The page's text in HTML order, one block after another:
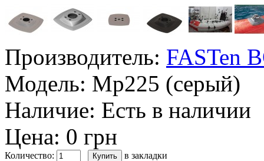
Производитель: FASTen
Модель: Mp225 (серый)
Наличие: Есть в наличии
Цена: 0 грн
Количество:
в закладки